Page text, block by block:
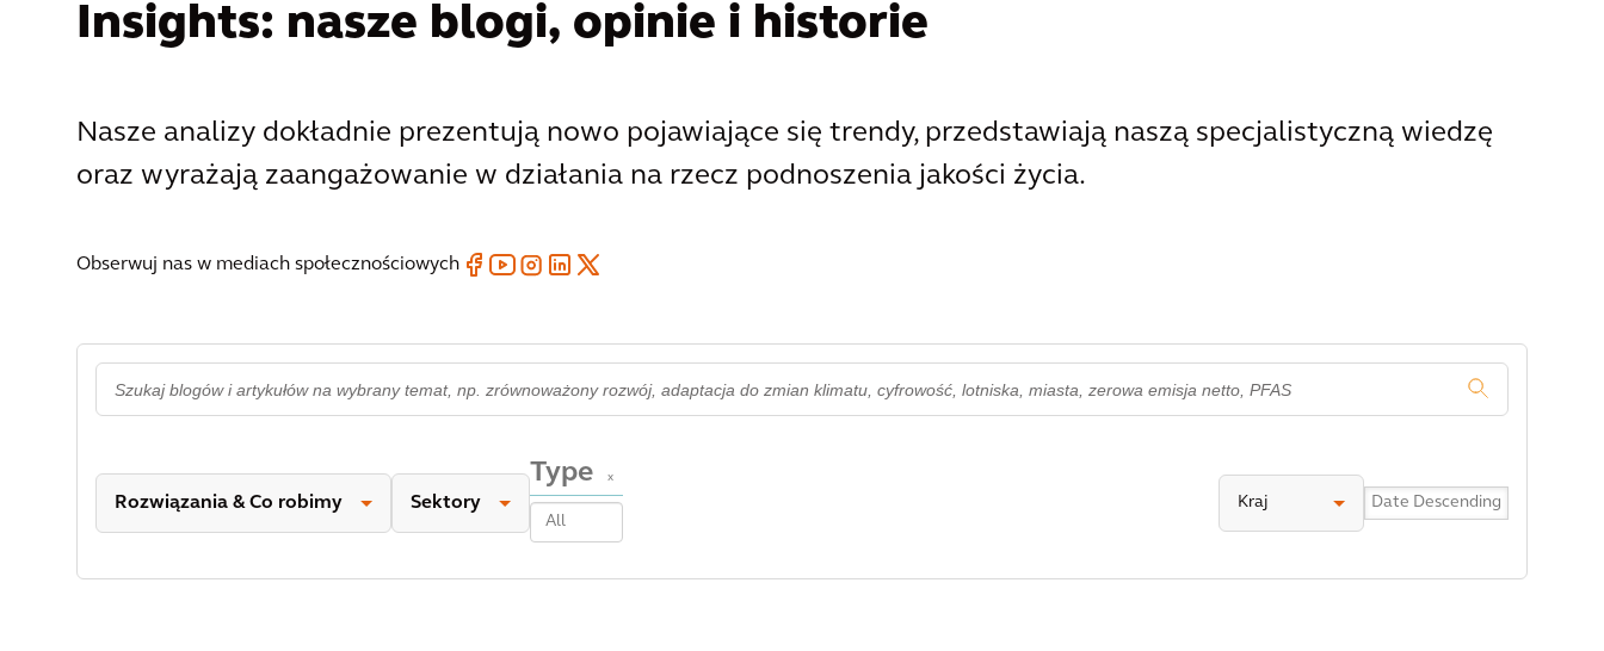
Insights: nasze blogi, opinie i historie
Nasze analizy dokładnie prezentują nowo pojawiające się trendy, przedstawiają naszą specjalistyczną wiedzę
oraz wyrażają zaangażowanie w działania na rzecz podnoszenia jakości życia.
Obserwuj nas w mediach społecznościowych
Rozwiązania & Co robimy Sektory
Type x
Kraj